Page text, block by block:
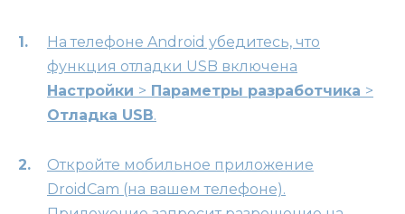
На телефоне Android убедитесь, что
функция отладки USB включена
Настройки > Параметры разработчика >
Отладка USB.
Откройте мобильное приложение
DroidCam (на вашем телефоне).